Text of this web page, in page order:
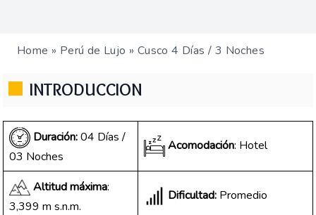
Home » Perú de Lujo » Cusco 4 Días / 3 Noches
INTRODUCCION
Duración:04 Días /
03 Noches
Acomodación: Hotel
Altitud máxima:
3,399 m s.n.m.
Dificultad: Promedio